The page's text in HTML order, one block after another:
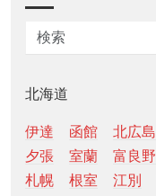
北海道
伊達 函館 北広島
夕張
室蘭 富良野
札幌
根室 江別